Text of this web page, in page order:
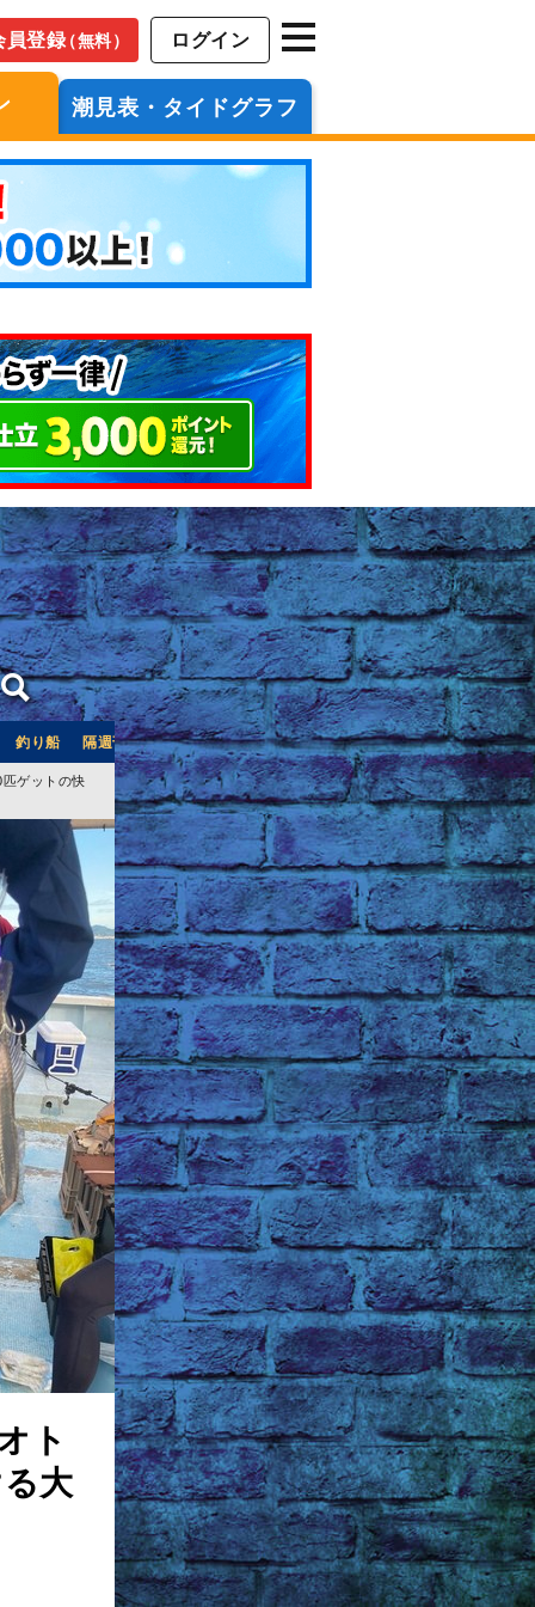
員登録（無料） ログイン
潮見表・タイドグラフ
釣り船 隔週刊つり情報 釣り船予約サイト「釣割」
ゲットの快
ト
大